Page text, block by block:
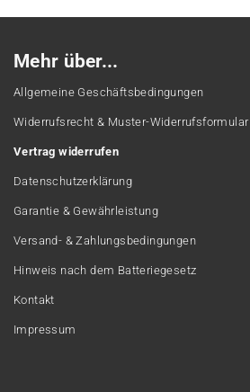
Mehr über...
Allgemeine Geschäftsbedingungen
Widerrufsrecht & Muster-Widerrufsformular
Vertrag widerrufen
Datenschutzerklärung
Garantie & Gewährleistung
Versand- & Zahlungsbedingungen
Hinweis nach dem Batteriegesetz
Kontakt
Impressum